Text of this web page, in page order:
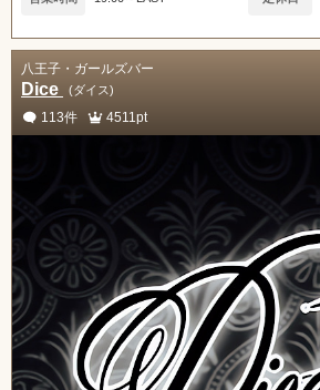
八王子・ガールズバー
Dice (ダイス)
113件 4511pt